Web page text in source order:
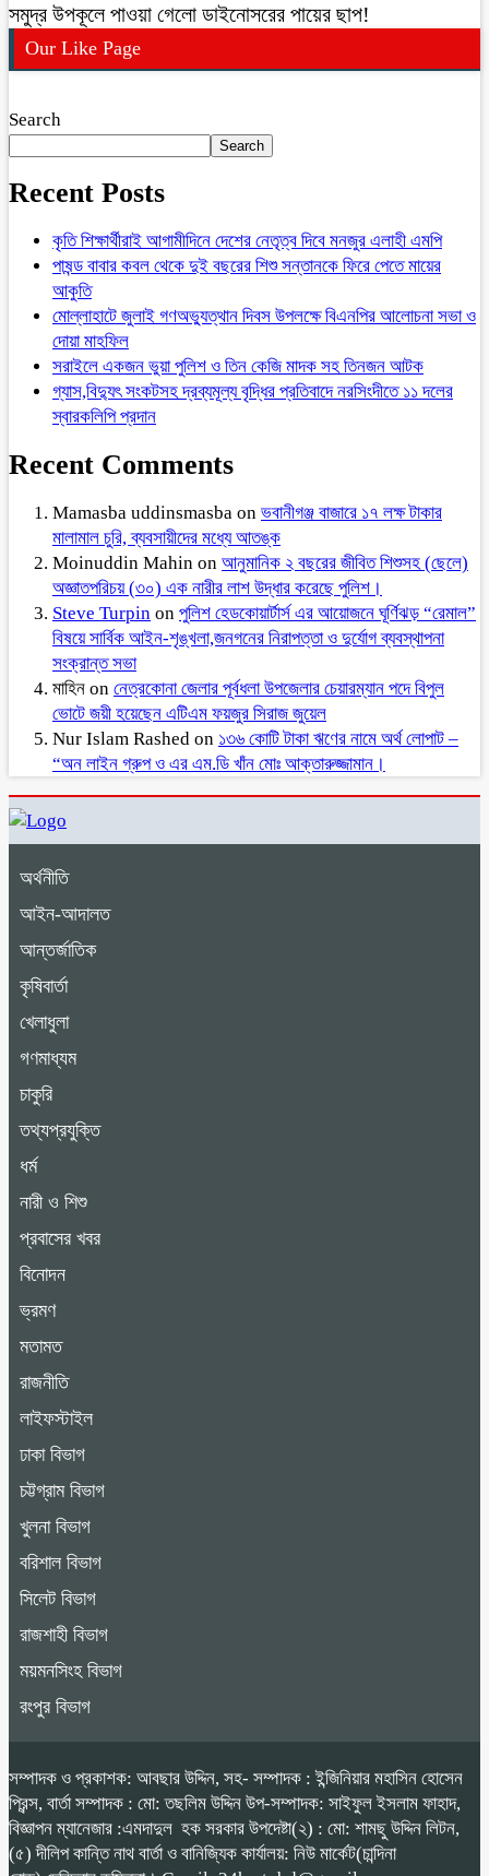
সমুদ্র উপকূলে পাওয়া গেলো ডাইনোসরের পায়ের ছাপ!
Our Like Page
Search
Search
Recent Posts
কৃতি শিক্ষার্থীরাই আগামীদিনে দেশের নেতৃত্ব দিবে মনজুর এলাহী এমপি
পাষন্ড বাবার কবল থেকে দুই বছরের শিশু সন্তানকে ফিরে পেতে মায়ের
আকুতি
মোল্লাহাটে জুলাই গণঅভ্যুত্থান দিবস উপলক্ষে বিএনপির আলোচনা সভা ও
দোয়া মাহফিল
সরাইলে একজন ভুয়া পুলিশ ও তিন কেজি মাদক সহ তিনজন আটক
গ্যাস,বিদ্যুৎ সংকটসহ দ্রব্যমূল্য বৃদ্ধির প্রতিবাদে নরসিংদীতে ১১ দলের
স্বারকলিপি প্রদান
Recent Comments
Mamasba uddinsmasba on ভবানীগঞ্জ বাজারে ১৭ লক্ষ টাকার
মালামাল চুরি, ব্যবসায়ীদের মধ্যে আতঙ্ক
Moinuddin Mahin on আনুমানিক ২ বছরের জীবিত শিশুসহ (ছেলে)
অজ্ঞাতপরিচয় (৩০) এক নারীর লাশ উদ্ধার করেছে পুলিশ।
Steve Turpin on পুলিশ হেডকোয়ার্টার্স এর আয়োজনে ঘূর্ণিঝড় “রেমাল”
বিষয়ে সার্বিক আইন-শৃঙ্খলা,জনগনের নিরাপত্তা ও দুর্যোগ ব্যবস্থাপনা
সংক্রান্ত সভা
মাহিন on নেত্রকোনা জেলার পূর্বধলা উপজেলার চেয়ারম্যান পদে বিপুল
ভোটে জয়ী হয়েছেন এটিএম ফয়জুর সিরাজ জুয়েল
Nur Islam Rashed on ১৩৬ কোটি টাকা ঋণের নামে অর্থ লোপাট –
“অন লাইন গ্রুপ ও এর এম.ডি খাঁন মোঃ আক্তারুজ্জামান।
অর্থনীতি
আইন-আদালত
আন্তর্জাতিক
কৃষিবার্তা
খেলাধুলা
গণমাধ্যম
চাকুরি
তথ্যপ্রযুক্তি
ধর্ম
নারী ও শিশু
প্রবাসের খবর
বিনোদন
ভ্রমণ
মতামত
রাজনীতি
লাইফস্টাইল
ঢাকা বিভাগ
চট্টগ্রাম বিভাগ
খুলনা বিভাগ
বরিশাল বিভাগ
সিলেট বিভাগ
রাজশাহী বিভাগ
ময়মনসিংহ বিভাগ
রংপুর বিভাগ
সম্পাদক ও প্রকাশক: আবছার উদ্দিন, সহ- সম্পাদক : ইন্জিনিয়ার মহাসিন হোসেন
প্রিন্স, বার্তা সম্পাদক : মো: তছলিম উদ্দিন উপ-সম্পাদক: সাইফুল ইসলাম ফাহাদ,
বিজ্ঞাপন ম্যানেজার :এমদাদুল হক সরকার উপদেষ্টা(২) : মো: শামছু উদ্দিন লিটন,
(৫) দীলিপ কান্তি নাথ বার্তা ও বানিজ্যিক কার্যালয়: নিউ মার্কেট(চান্দিনা